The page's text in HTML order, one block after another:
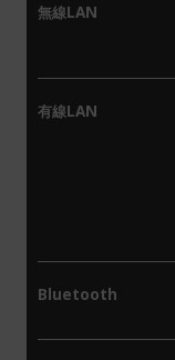
無線LAN
有線LAN
Bluetooth